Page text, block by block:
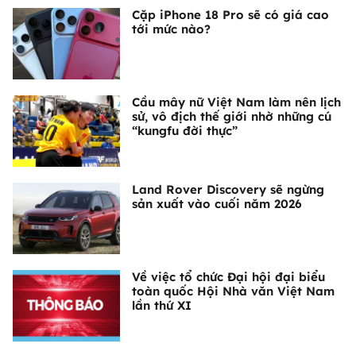
Cặp iPhone 18 Pro sẽ có giá cao
tới mức nào?
Cầu mây nữ Việt Nam làm nên lịch
sử, vô địch thế giới nhờ những cú
“kungfu đời thực”
Land Rover Discovery sẽ ngừng
sản xuất vào cuối năm 2026
Về việc tổ chức Đại hội đại biểu
toàn quốc Hội Nhà văn Việt Nam
lần thứ XI